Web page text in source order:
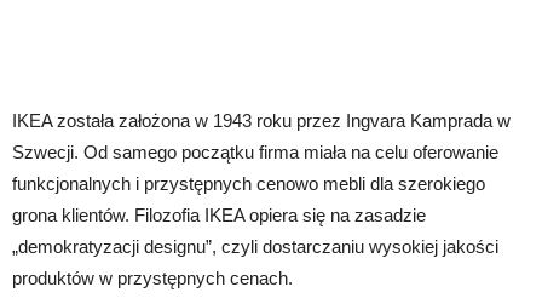
IKEA została założona w 1943 roku przez Ingvara Kamprada w
Szwecji. Od samego początku firma miała na celu oferowanie
funkcjonalnych i przystępnych cenowo mebli dla szerokiego
grona klientów. Filozofia IKEA opiera się na zasadzie
„demokratyzacji designu”, czyli dostarczaniu wysokiej jakości
produktów w przystępnych cenach.